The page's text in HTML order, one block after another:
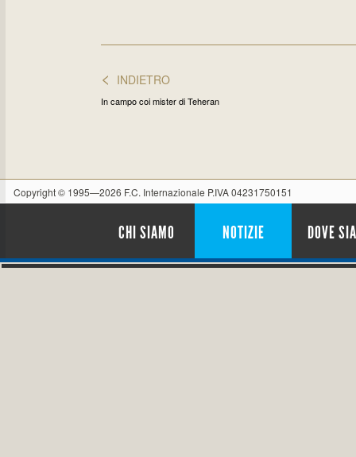
< INDIETRO
In campo coi mister di Teheran
Copyright © 1995—2026 F.C. Internazionale P.IVA 04231750151
CHI SIAMO NOTIZIE DOVE